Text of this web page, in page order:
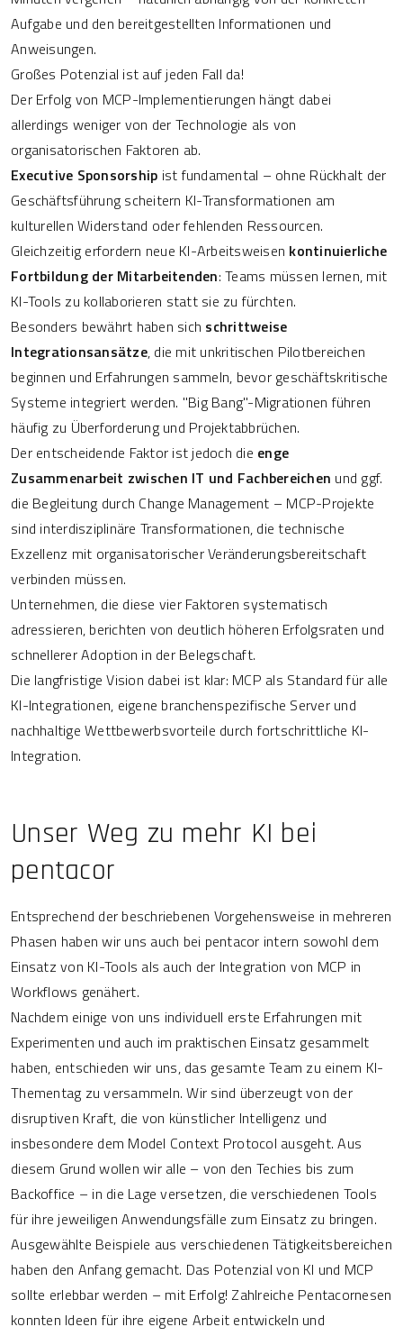
Aufgabe und den bereitgestellten Informationen und
Anweisungen.
Großes Potenzial ist auf jeden Fall da!
Der Erfolg von MCP-Implementierungen hängt dabei
allerdings weniger von der Technologie als von
organisatorischen Faktoren ab.
Executive Sponsorship ist fundamental – ohne Rückhalt der
Geschäftsführung scheitern KI-Transformationen am
kulturellen Widerstand oder fehlenden Ressourcen.
Gleichzeitig erfordern neue KI-Arbeitsweisen kontinuierliche
Fortbildung der Mitarbeitenden: Teams müssen lernen, mit
KI-Tools zu kollaborieren statt sie zu fürchten.
Besonders bewährt haben sich schrittweise
Integrationsansätze, die mit unkritischen Pilotbereichen
beginnen und Erfahrungen sammeln, bevor geschäftskritische
Systeme integriert werden. "Big Bang"-Migrationen führen
häufig zu Überforderung und Projektabbrüchen.
Der entscheidende Faktor ist jedoch die enge
Zusammenarbeit zwischen IT und Fachbereichen und ggf.
die Begleitung durch Change Management – MCP-Projekte
sind interdisziplinäre Transformationen, die technische
Exzellenz mit organisatorischer Veränderungsbereitschaft
verbinden müssen.
Unternehmen, die diese vier Faktoren systematisch
adressieren, berichten von deutlich höheren Erfolgsraten und
schnellerer Adoption in der Belegschaft.
Die langfristige Vision dabei ist klar: MCP als Standard für alle
KI-Integrationen, eigene branchenspezifische Server und
nachhaltige Wettbewerbsvorteile durch fortschrittliche KI-
Integration.
Unser Weg zu mehr KI bei
pentacor
Entsprechend der beschriebenen Vorgehensweise in mehreren
Phasen haben wir uns auch bei pentacor intern sowohl dem
Einsatz von KI-Tools als auch der Integration von MCP in
Workflows genähert.
Nachdem einige von uns individuell erste Erfahrungen mit
Experimenten und auch im praktischen Einsatz gesammelt
haben, entschieden wir uns, das gesamte Team zu einem KI-
Thementag zu versammeln. Wir sind überzeugt von der
disruptiven Kraft, die von künstlicher Intelligenz und
insbesondere dem Model Context Protocol ausgeht. Aus
diesem Grund wollen wir alle – von den Techies bis zum
Backoffice – in die Lage versetzen, die verschiedenen Tools
für ihre jeweiligen Anwendungsfälle zum Einsatz zu bringen.
Ausgewählte Beispiele aus verschiedenen Tätigkeitsbereichen
haben den Anfang gemacht. Das Potenzial von KI und MCP
sollte erlebbar werden – mit Erfolg! Zahlreiche Pentacornesen
konnten Ideen für ihre eigene Arbeit entwickeln und